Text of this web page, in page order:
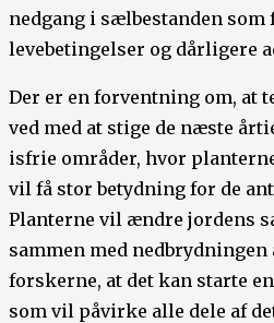
nedgang i sælbestanden som
levebetingelser og dårligere
Der er en forventning om, at
ved med at stige de næste
isfrie områder, hvor
vil få stor betydning for de
Planterne vil ændre jordens
sammen med
forskerne, at det kan starte
som vil påvirke alle dele af